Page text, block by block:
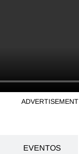
ADVERTISEMENT
EVENTOS